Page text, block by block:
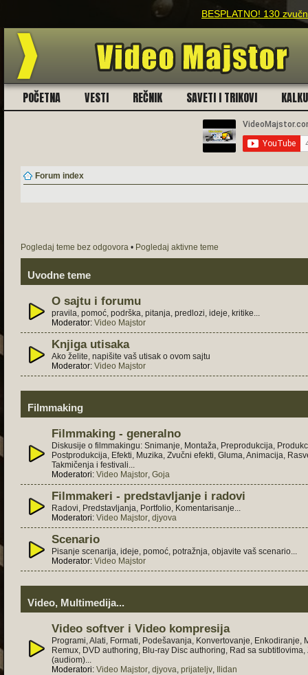
BESPLATNO! 130
POČETNA VESTI REČNIK SAVETI I TRIKOVI
Forum index
Pogledaj teme bez odgovora • Pogledaj aktivne teme
Uvodne teme
O sajtu i forumu
pravila, pomoć, podrška, pitanja, predlozi, ideje, kritike...
Moderator: Video Majstor
Knjiga utisaka
Ako želite, napišite vaš utisak o ovom sajtu
Moderator: Video Majstor
Filmmaking
Filmmaking - generalno
Diskusije o filmmakingu: Snimanje, Montaža, Preprodukcija,
Postprodukcija, Efekti, Muzika, Zvučni efekti, Gluma, Animacija,
Takmičenja i festivali...
Moderatori: Video Majstor, Goja
Filmmakeri - predstavljanje i radovi
Radovi, Predstavljanja, Portfolio, Komentarisanje...
Moderatori: Video Majstor, djyova
Scenario
Pisanje scenarija, ideje, pomoć, potražnja, objavite vaš scenario...
Moderator: Video Majstor
Video, Multimedija...
Video softver i Video kompresija
Programi, Alati, Formati, Podešavanja, Konvertovanje, Enkodiranje,
Remux, DVD authoring, Blu-ray Disc authoring, Rad sa subtitlovima,
(audiom)...
Moderatori: Video Majstor, djyova, prijateljv, Ilidan